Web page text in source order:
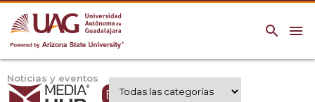
menu
search
Noticias y eventos
Expertos UAG